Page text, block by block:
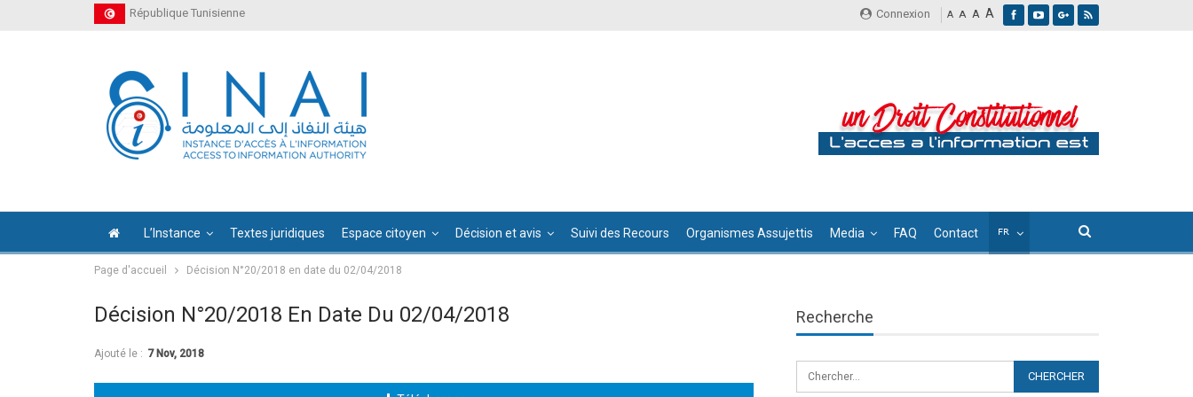
Connexion A A A A
République Tunisienne
L’Instance Textes juridiques Espace citoyen Décision et avis Suivi des Recours Organismes Assujettis Media FAQ Contact
Page d'accueil Décision N°20/2018 en date du 02/04/2018
Décision N°20/2018 En Date Du 02/04/2018
Ajouté le : 7 Nov, 2018
Recherche